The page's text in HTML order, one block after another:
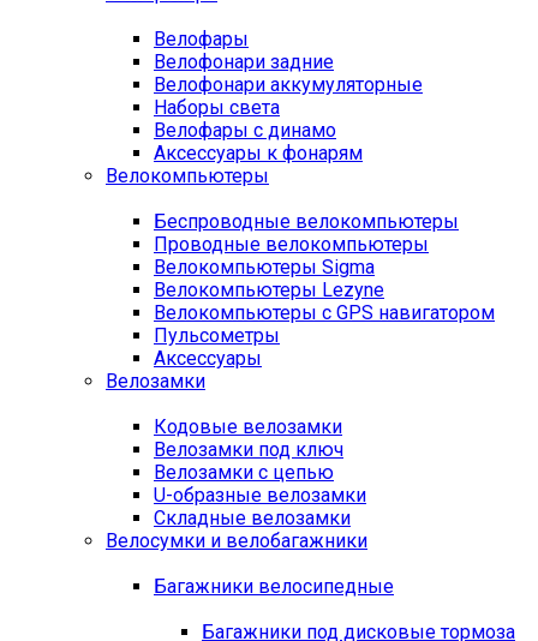
Велофары
Велофонари задние
Велофонари аккумуляторные
Наборы света
Велофары с динамо
Аксессуары к фонарям
Велокомпьютеры
Беспроводные велокомпьютеры
Проводные велокомпьютеры
Велокомпьютеры Sigma
Велокомпьютеры Lezyne
Велокомпьютеры с GPS навигатором
Пульсометры
Аксессуары
Велозамки
Кодовые велозамки
Велозамки под ключ
Велозамки с цепью
U-образные велозамки
Складные велозамки
Велосумки и велобагажники
Багажники велосипедные
Багажники под дисковые тормоза